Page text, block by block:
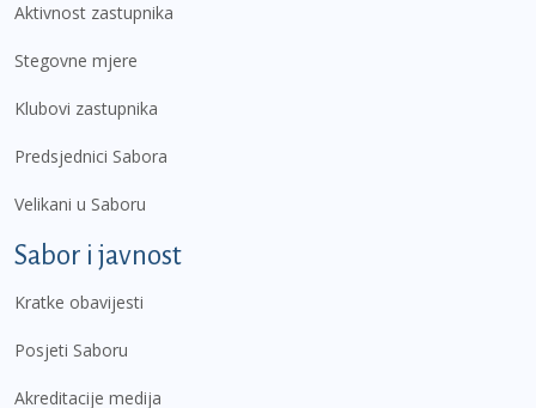
Aktivnost zastupnika
Stegovne mjere
Klubovi zastupnika
Predsjednici Sabora
Velikani u Saboru
Sabor i javnost
Kratke obavijesti
Posjeti Saboru
Akreditacije medija